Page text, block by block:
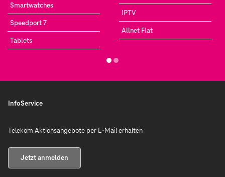
Smartwatches
Speedport 7
Tablets
IPTV
Allnet Flat
InfoService
Telekom Aktionsangebote per E-Mail erhalten
Jetzt anmelden